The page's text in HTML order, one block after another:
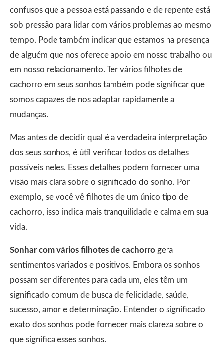
confusos que a pessoa está passando e de repente está
sob pressão para lidar com vários problemas ao mesmo
tempo. Pode também indicar que estamos na presença
de alguém que nos oferece apoio em nosso trabalho ou
em nosso relacionamento. Ter vários filhotes de
cachorro em seus sonhos também pode significar que
somos capazes de nos adaptar rapidamente a
mudanças.
Mas antes de decidir qual é a verdadeira interpretação
dos seus sonhos, é útil verificar todos os detalhes
possíveis neles. Esses detalhes podem fornecer uma
visão mais clara sobre o significado do sonho. Por
exemplo, se você vê filhotes de um único tipo de
cachorro, isso indica mais tranquilidade e calma em sua
vida.
Sonhar com vários filhotes de cachorro gera
sentimentos variados e positivos. Embora os sonhos
possam ser diferentes para cada um, eles têm um
significado comum de busca de felicidade, saúde,
sucesso, amor e determinação. Entender o significado
exato dos sonhos pode fornecer mais clareza sobre o
que significa esses sonhos.